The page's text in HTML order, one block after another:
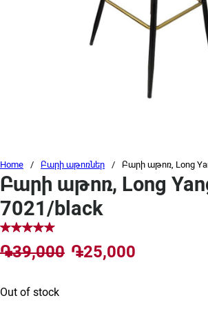
Home / Բարի աթոռներ / Բարի աթոռ, Long
Բարի աթոռ, Long
7021/black
֏39,000 Original price
֏25,000
Out of stock